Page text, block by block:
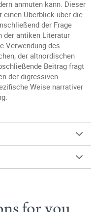
anmuten kann. Dieser
einen Überblick über die
der Frage
der antiken Literatur
Verwendung des
der altnordischen
Beitrag fragt
der digressiven
Weise narrativer